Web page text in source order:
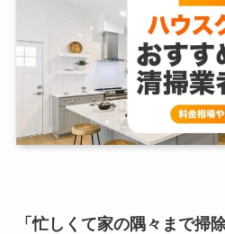
「忙しくて家の隅々まで掃